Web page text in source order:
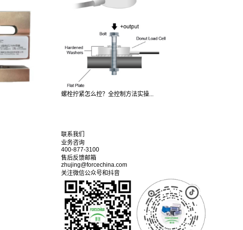
螺栓拧紧怎么控？全控制方法实操...
联系我们
业务咨询
400-877-3100
售后反馈邮箱
zhujing@forcechina.com
关注微信公众号和抖音